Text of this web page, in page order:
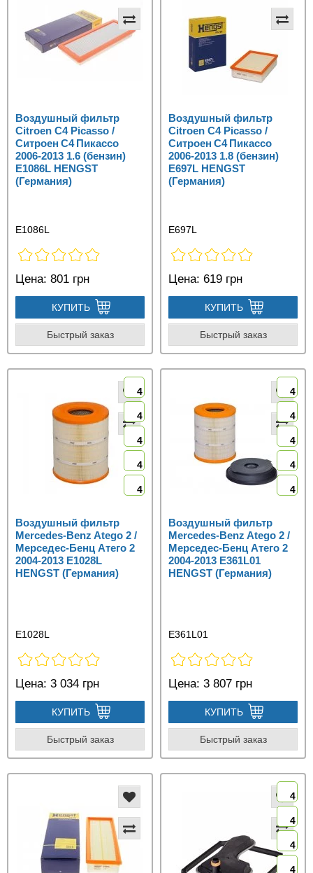
Воздушный фильтр
Citroen C4 Picasso /
Ситроен C4 Пикассо
2006-2013 1.6 (бензин)
E1086L HENGST
(Германия)
E1086L
Цена: 801 грн
КУПИТЬ
Быстрый заказ
Воздушный фильтр
Citroen C4 Picasso /
Ситроен C4 Пикассо
2006-2013 1.8 (бензин)
E697L HENGST
(Германия)
E697L
Цена: 619 грн
КУПИТЬ
Быстрый заказ
4
4
4
4
4
Воздушный фильтр
Mercedes-Benz Atego 2 /
Мерседес-Бенц Атего 2
2004-2013 E1028L
HENGST (Германия)
E1028L
Цена: 3 034 грн
КУПИТЬ
Быстрый заказ
4
4
4
4
4
Воздушный фильтр
Mercedes-Benz Atego 2 /
Мерседес-Бенц Атего 2
2004-2013 E361L01
HENGST (Германия)
E361L01
Цена: 3 807 грн
КУПИТЬ
Быстрый заказ
4
4
4
4